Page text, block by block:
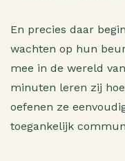
En precies daar
wachten op hun
mee in de wereld
minuten leren zij
oefenen ze
toegankelijk